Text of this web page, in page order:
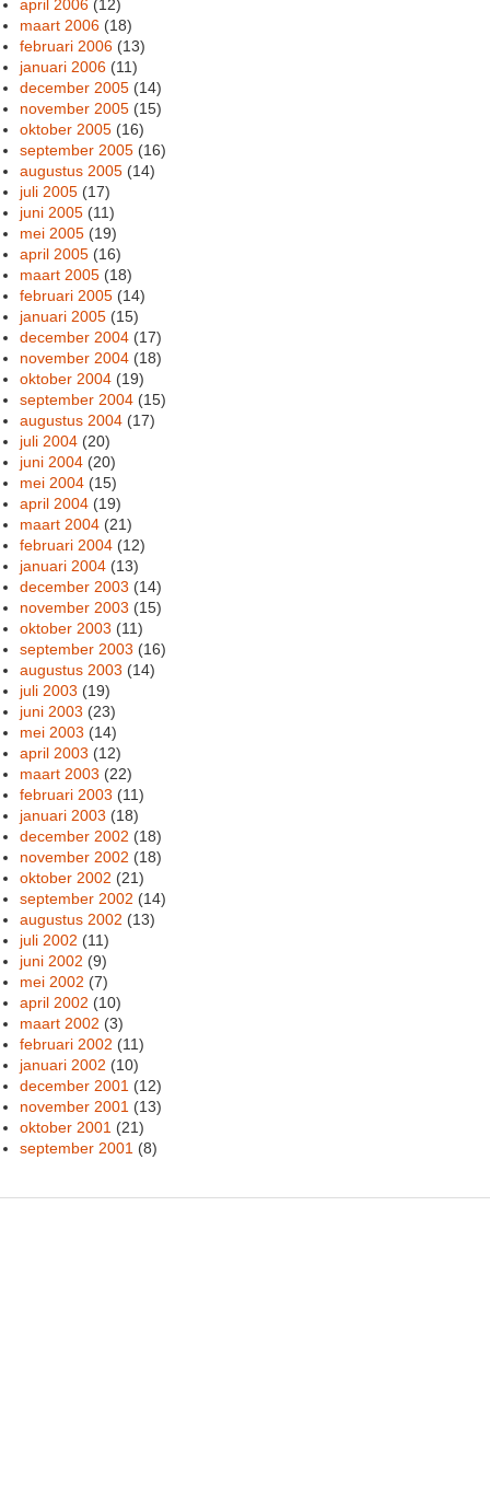
april 2006 (12)
maart 2006 (18)
februari 2006 (13)
januari 2006 (11)
december 2005 (14)
november 2005 (15)
oktober 2005 (16)
september 2005 (16)
augustus 2005 (14)
juli 2005 (17)
juni 2005 (11)
mei 2005 (19)
april 2005 (16)
maart 2005 (18)
februari 2005 (14)
januari 2005 (15)
december 2004 (17)
november 2004 (18)
oktober 2004 (19)
september 2004 (15)
augustus 2004 (17)
juli 2004 (20)
juni 2004 (20)
mei 2004 (15)
april 2004 (19)
maart 2004 (21)
februari 2004 (12)
januari 2004 (13)
december 2003 (14)
november 2003 (15)
oktober 2003 (11)
september 2003 (16)
augustus 2003 (14)
juli 2003 (19)
juni 2003 (23)
mei 2003 (14)
april 2003 (12)
maart 2003 (22)
februari 2003 (11)
januari 2003 (18)
december 2002 (18)
november 2002 (18)
oktober 2002 (21)
september 2002 (14)
augustus 2002 (13)
juli 2002 (11)
juni 2002 (9)
mei 2002 (7)
april 2002 (10)
maart 2002 (3)
februari 2002 (11)
januari 2002 (10)
december 2001 (12)
november 2001 (13)
oktober 2001 (21)
september 2001 (8)